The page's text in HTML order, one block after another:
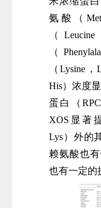
氨酸（
（
（
（Lysine
His）浓度
蛋白（
XOS显著
Lys）外的
赖氨酸也
也有一定的